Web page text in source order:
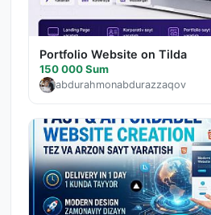
Portfolio Website on Tilda
150 000 Sum
abdurahmonabdurazzaqov